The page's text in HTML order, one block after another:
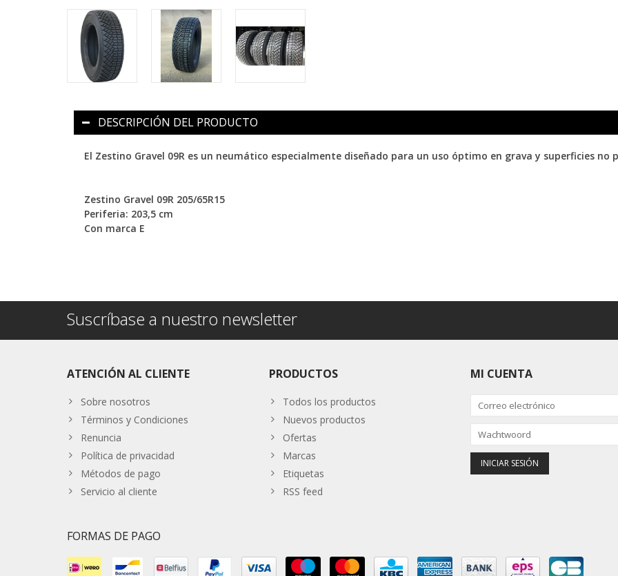
DESCRIPCIÓN DEL PRODUCTO
El Zestino Gravel 09R es un neumático especialmente diseñado para un uso óptimo en grava y superficies no
Zestino Gravel 09R 205/65R15
Periferia: 203,5 cm
Con marca E
Suscríbase a nuestro newsletter
ATENCIÓN AL CLIENTE
Sobre nosotros
Términos y Condiciones
Renuncia
Política de privacidad
Métodos de pago
Servicio al cliente
PRODUCTOS
Todos los productos
Nuevos productos
Ofertas
Marcas
Etiquetas
RSS feed
MI CUENTA
FORMAS DE PAGO